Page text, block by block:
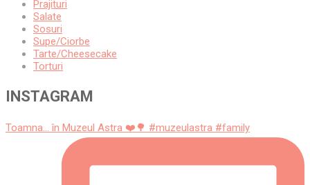
Prajituri
Salate
Sosuri
Supe/Ciorbe
Tarte/Cheesecake
Torturi
INSTAGRAM
Toamna... în Muzeul Astra ❤️🌳 #muzeulastra #family